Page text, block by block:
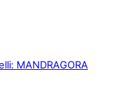
MANDRAGORA